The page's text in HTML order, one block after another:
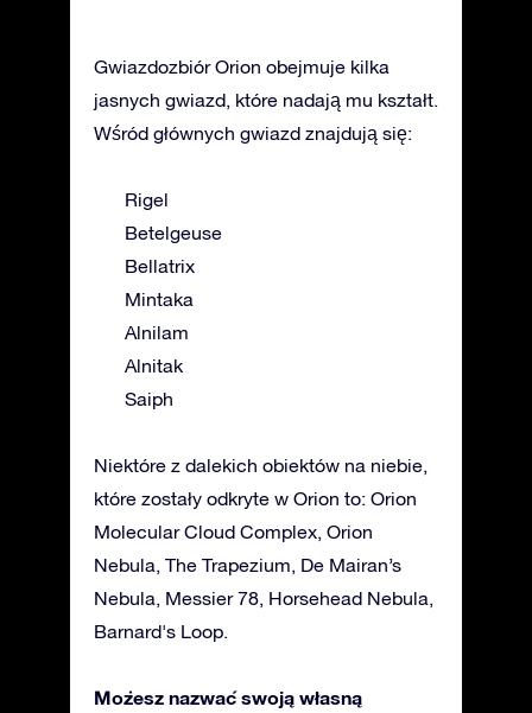
Gwiazdozbiór Orion obejmuje kilka
jasnych gwiazd, które nadają mu kształt.
Wśród głównych gwiazd znajdują się:
Rigel
Betelgeuse
Bellatrix
Mintaka
Alnilam
Alnitak
Saiph
Niektóre z dalekich obiektów na niebie,
które zostały odkryte w Orion to: Orion
Molecular Cloud Complex, Orion
Nebula, The Trapezium, De Mairan’s
Nebula, Messier 78, Horsehead Nebula,
Barnard's Loop.
Możesz nazwać swoją własną